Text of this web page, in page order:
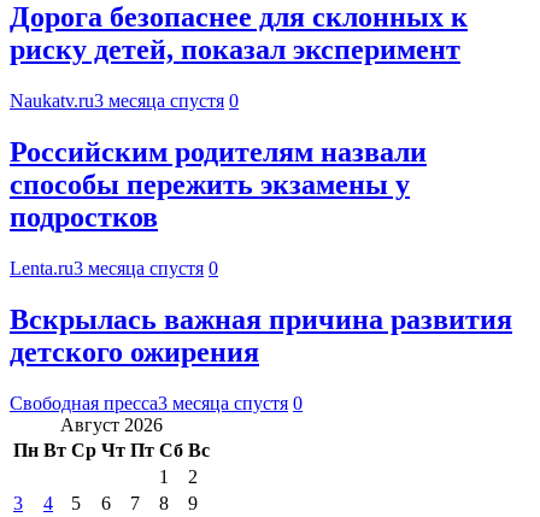
Дорога безопаснее для склонных к
риску детей, показал эксперимент
Naukatv.ru3 месяца спустя 0
Российским родителям назвали
способы пережить экзамены у
подростков
Lenta.ru3 месяца спустя 0
Вскрылась важная причина развития
детского ожирения
Свободная пресса3 месяца спустя 0
Август 2026
Пн Вт Ср Чт Пт Сб Вс
1
2
3
4 5 6 7 8
9